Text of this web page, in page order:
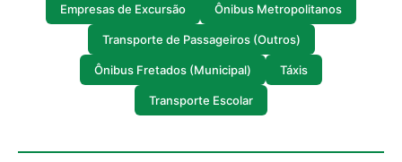
Empresas de Excursão Ônibus Metropolitanos
Transporte de Passageiros (Outros)
Ônibus Fretados (Municipal) Táxis
Transporte Escolar